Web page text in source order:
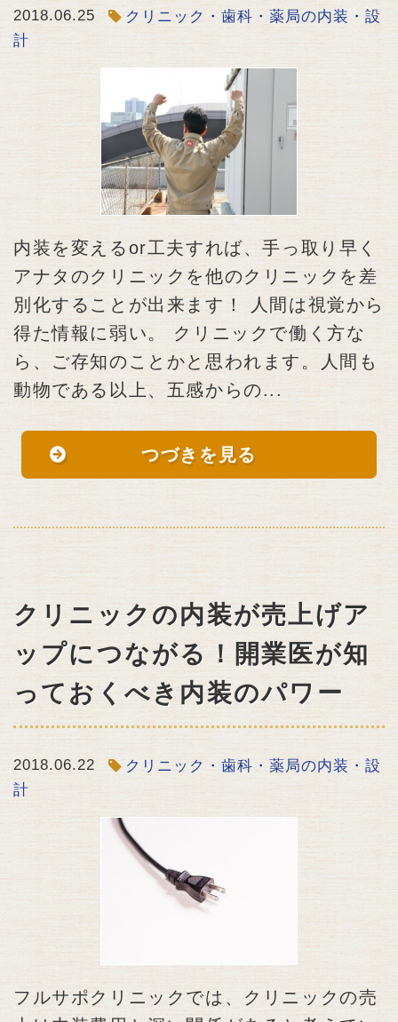
2018.06.25
クリニック・歯科・薬局の内装・設
計
内装を変えるor工夫すれば、手っ取り早く
アナタのクリニックを他のクリニックを差
別化することが出来ます！ 人間は視覚から
得た情報に弱い。 クリニックで働く方な
ら、ご存知のことかと思われます。人間も
動物である以上、五感からの...
つづきを見る
クリニックの内装が売上げア
ップにつながる！開業医が知
っておくべき内装のパワー
2018.06.22
クリニック・歯科・薬局の内装・設
計
フルサポクリニックでは、クリニックの売